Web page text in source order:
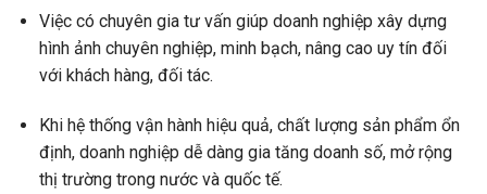
Việc có chuyên gia tư vấn giúp doanh nghiệp xây dựng
hình ảnh chuyên nghiệp, minh bạch, nâng cao uy tín đối
với khách hàng, đối tác.
Khi hệ thống vận hành hiệu quả, chất lượng sản phẩm ổn
định, doanh nghiệp dễ dàng gia tăng doanh số, mở rộng
thị trường trong nước và quốc tế.